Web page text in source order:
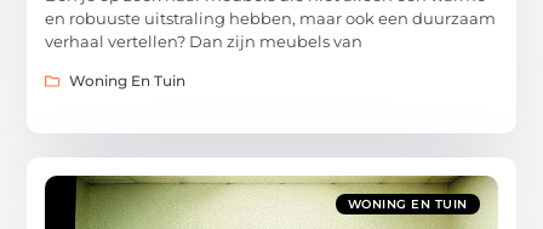
en robuuste uitstraling hebben, maar ook een duurzaam
verhaal vertellen? Dan zijn meubels van
Woning En Tuin
WONING EN TUIN